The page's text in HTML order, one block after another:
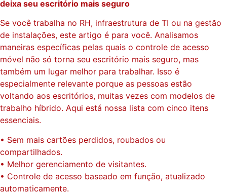
deixa seu escritório mais seguro
Se você trabalha no RH, infraestrutura de TI ou na gestão
de instalações, este artigo é para você. Analisamos
maneiras específicas pelas quais o controle de acesso
móvel não só torna seu escritório mais seguro, mas
também um lugar melhor para trabalhar. Isso é
especialmente relevante porque as pessoas estão
voltando aos escritórios, muitas vezes com modelos de
trabalho híbrido. Aqui está nossa lista com cinco itens
essenciais.
• Sem mais cartões perdidos, roubados ou
compartilhados.
• Melhor gerenciamento de visitantes.
• Controle de acesso baseado em função, atualizado
automaticamente.